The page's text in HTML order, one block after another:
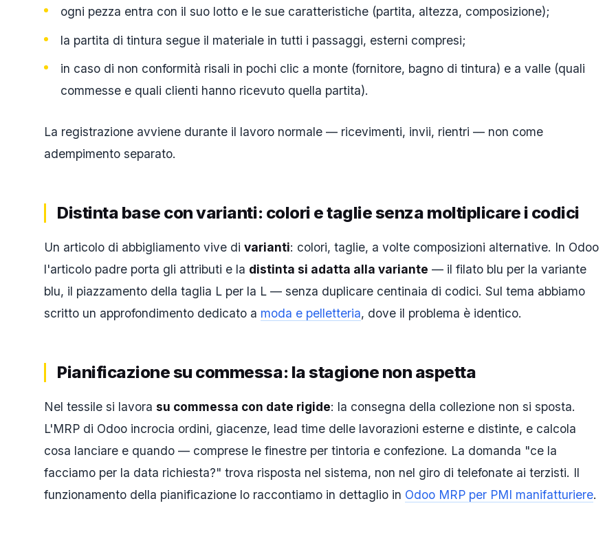
ogni pezza entra con il suo lotto e le sue caratteristiche (partita, altezza, composizione);
la partita di tintura segue il materiale in tutti i passaggi, esterni compresi;
in caso di non conformità risali in pochi clic a monte (fornitore, bagno di tintura) e a valle (quali
commesse e quali clienti hanno ricevuto quella partita).
La registrazione avviene durante il lavoro normale — ricevimenti, invii, rientri — non come
adempimento separato.
Distinta base con varianti: colori e taglie senza moltiplicare i codici
Un articolo di abbigliamento vive di varianti: colori, taglie, a volte composizioni alternative. In Odoo
l'articolo padre porta gli attributi e la distinta si adatta alla variante — il filato blu per la variante
blu, il piazzamento della taglia L per la L — senza duplicare centinaia di codici. Sul tema abbiamo
scritto un approfondimento dedicato a moda e pelletteria, dove il problema è identico.
Pianificazione su commessa: la stagione non aspetta
Nel tessile si lavora su commessa con date rigide: la consegna della collezione non si sposta.
L'MRP di Odoo incrocia ordini, giacenze, lead time delle lavorazioni esterne e distinte, e calcola
cosa lanciare e quando — comprese le finestre per tintoria e confezione. La domanda "ce la
facciamo per la data richiesta?" trova risposta nel sistema, non nel giro di telefonate ai terzisti. Il
funzionamento della pianificazione lo raccontiamo in dettaglio in Odoo MRP per PMI manifatturiere.